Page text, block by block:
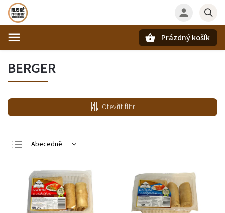
Prázdný košík
BERGER
Otevřít filtr
Abecedně
Nejdražší
Nejprodávanější